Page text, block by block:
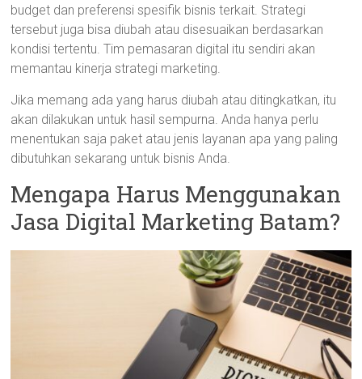
budget dan preferensi spesifik bisnis terkait. Strategi
tersebut juga bisa diubah atau disesuaikan berdasarkan
kondisi tertentu. Tim pemasaran digital itu sendiri akan
memantau kinerja strategi marketing.
Jika memang ada yang harus diubah atau ditingkatkan, itu
akan dilakukan untuk hasil sempurna. Anda hanya perlu
menentukan saja paket atau jenis layanan apa yang paling
dibutuhkan sekarang untuk bisnis Anda.
Mengapa Harus Menggunakan
Jasa Digital Marketing Batam?